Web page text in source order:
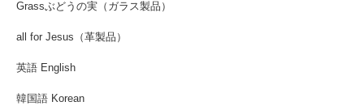
Grassぶどうの実（ガラス製品）
all for Jesus（革製品）
英語 English
韓国語 Korean